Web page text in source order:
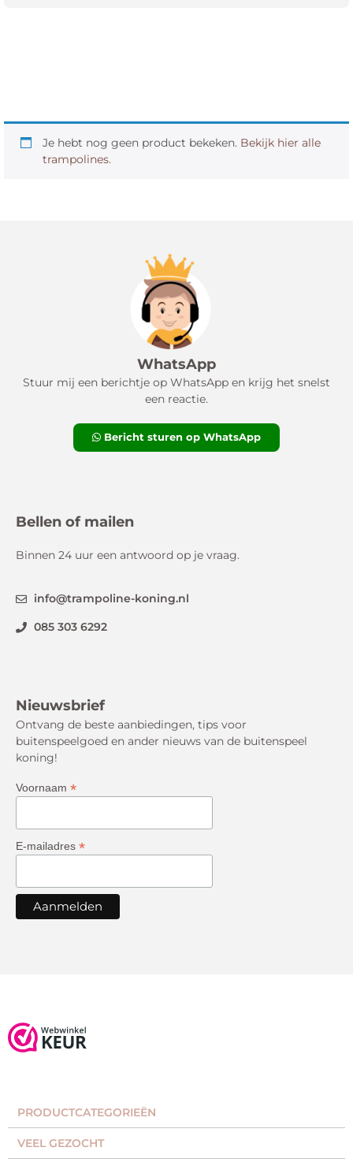
Je hebt nog geen product bekeken. Bekijk hier alle
trampolines.
WhatsApp
Stuur mij een berichtje op WhatsApp en krijg het snelst
een reactie.
Bericht sturen op WhatsApp
Bellen of mailen
Binnen 24 uur een antwoord op je vraag.
info@trampoline-koning.nl
085 303 6292
Nieuwsbrief
Ontvang de beste aanbiedingen, tips voor
buitenspeelgoed en ander nieuws van de buitenspeel
koning!
Voornaam *
E-mailadres *
PRODUCTCATEGORIEËN​
VEEL GEZOCHT​